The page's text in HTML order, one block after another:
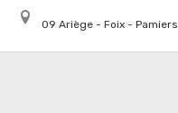
09 Ariège - Foix - Pamiers